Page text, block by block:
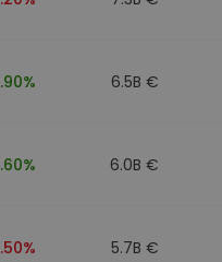
6.5B €
6.0B €
5.7B €